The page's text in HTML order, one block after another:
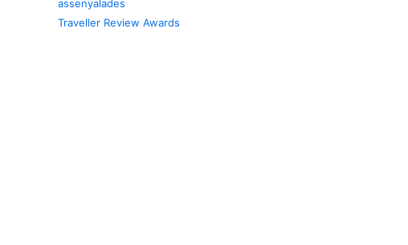
assenyalades
Traveller Review Awards